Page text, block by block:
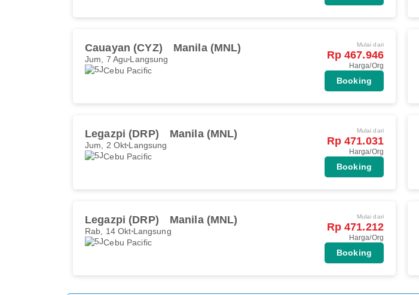
Cauayan (CYZ) Manila (MNL)
Jum, 7 Agu Langsung
Cebu Pacific
Mulai dari
Rp 467.946
Harga/Org
Booking
Legazpi (DRP) Manila (MNL)
Jum, 2 Okt Langsung
Cebu Pacific
Mulai dari
Rp 471.031
Harga/Org
Booking
Legazpi (DRP) Manila (MNL)
Rab, 14 Okt Langsung
Cebu Pacific
Mulai dari
Rp 471.212
Harga/Org
Booking